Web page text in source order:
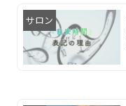
サロン